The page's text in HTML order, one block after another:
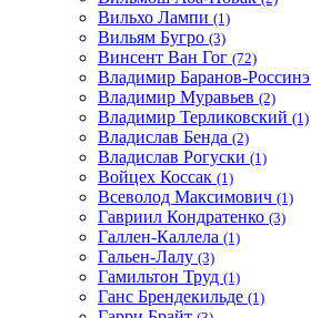
Вильхо Лампи (1)
Вильям Бугро (3)
Винсент Ван Гог (72)
Владимир Баранов-Россинэ
Владимир Муравьев (2)
Владимир Терликовский (1)
Владислав Бенда (2)
Владислав Рогуски (1)
Войцех Коссак (1)
Всеволод Максимович (1)
Гавриил Кондратенко (3)
Галлен-Каллела (1)
Гальен-Лалу (3)
Гамильтон Труд (1)
Ганс Брендекильде (1)